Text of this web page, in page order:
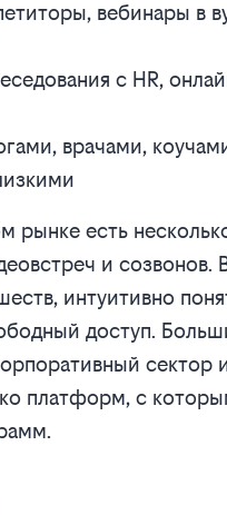
вебинары в
с HR,
врачами,
рынке есть
и
интуитивно
доступ.
сектор
платформ, с